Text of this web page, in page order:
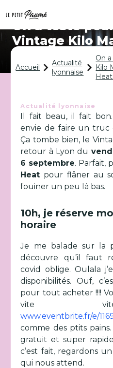
On a testé
Vintage Kilo
week-end au
Accueil
Actualité
lyonnaise
On
Kilo
Heat
Actualité lyonnaise
Il fait beau, il fait
envie de faire un truc
Ça tombe bien, le
retour à Lyon du
6 septembre. Parfait,
Heat pour flâner au
fouiner un peu là bas.
10h, je réserve
horaire
Je me balade sur la
découvre qu’il faut
covid oblige. Oulala
disponibilités. Ouf,
pour tout acheter !!!!
vite
www.eventbrite.fr/e/
comme des ptits
gratuit et super
c’est fait, regardons
qui nous attend.